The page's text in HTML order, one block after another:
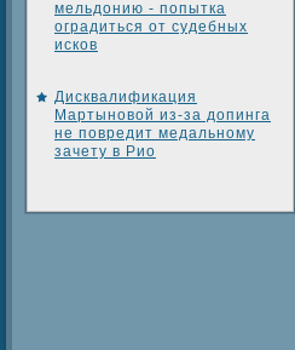
мельдонию - попытка
оградиться от судебных
исков
Дисквалификация
Мартыновой из-за допинга
не повредит медальному
зачету в Рио